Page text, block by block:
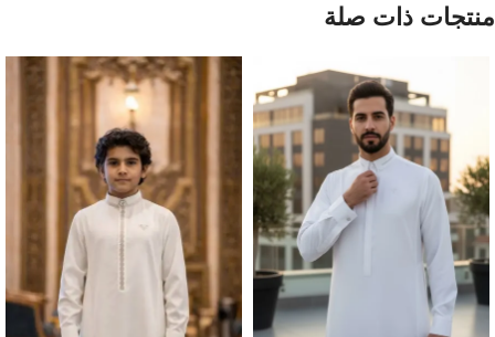
منتجات ذات صلة